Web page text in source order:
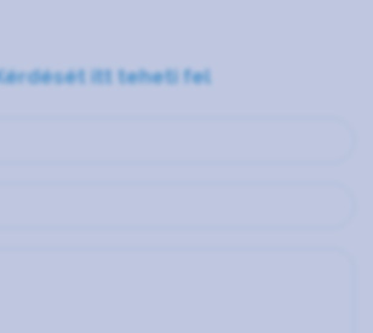
itt teheti fel